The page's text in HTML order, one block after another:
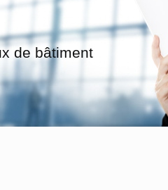
de bâtiment